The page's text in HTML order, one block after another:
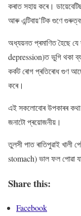
কৰাত সহায় কৰে।
আৰু এন্টিবায়’টিক গুণে
অধ্যয়নত প্ৰমাণিত হৈছে
depression)ত ভুগি থকা
কৰ্কট ৰোগ প্ৰতিৰোধ গুণ
কৰে।
এই সকলোবোৰ উপকাৰৰ কথা
জনাটো প্ৰয়োজনীয়।
তুলসী পাত ৰাতিপুৱাই
stomach) ভাল ফল পোৱা
Share this:
Facebook